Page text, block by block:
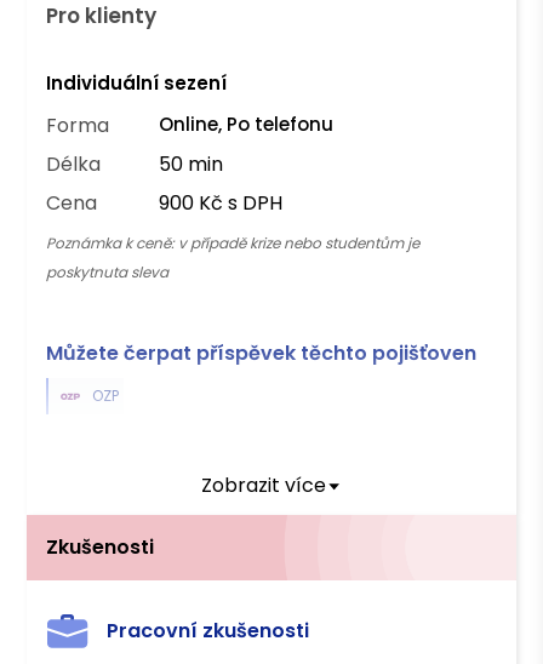
Pro klienty
Individuální sezení
Forma Online, Po telefonu
Délka
50 min
Cena
900 Kč s DPH
Poznámka k ceně: v případě krize nebo studentům je
poskytnuta sleva
Můžete čerpat příspěvek těchto pojišťoven
OZP
Zobrazit více
Zkušenosti
Pracovní zkušenosti